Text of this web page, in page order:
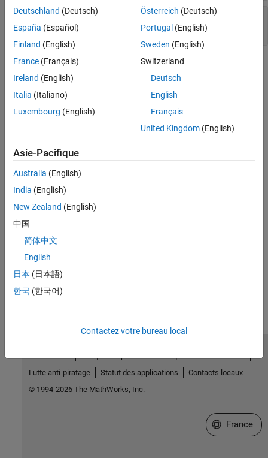
Tooltip—Informative message
string scalar
character vector
Alternatives
Dialogpane in the
dialog box. For more information,
seeParameters & Dialog Pane
Introduced in R2013b
See Also
Simulink.dialog.Button
Simulink.dialog.Image
Simulink.dialog.Container
Deutschland (Deutsch)
España (Español)
Finland (English)
France (Français)
Ireland (English)
Italia (Italiano)
Luxembourg (English)
Österreich (Deutsch)
Portugal (English)
Sweden (English)
Switzerland
Deutsch
English
Français
United Kingdom(English)
Asie-Pacifique
Australia (English)
India (English)
New Zealand (English)
中国
简体中文
English
日本 (日本語)
한국 (한국어)
Contactez votre bureau local
Lutte anti-piratage
Statut des applications
Contacts locaux
© 1994-2026 The MathWorks, Inc.
Sélectionner
France